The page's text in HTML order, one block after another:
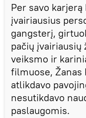
Per savo
įvairiausius
gangsterį,
pačių įvairiausių
veiksmo ir
filmuose, Žanas
atlikdavo
nesutikdavo
paslaugomis.